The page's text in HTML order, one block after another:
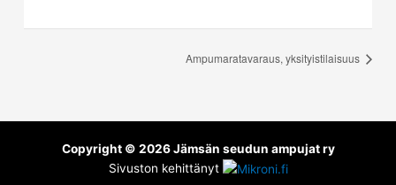
Ampumaratavaraus, yksityistilaisuus
Copyright © 2026 Jämsän seudun ampujat ry
Sivuston kehittänyt